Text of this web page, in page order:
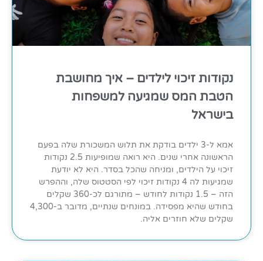
נקודות זיכוי לילדים – איך מחושבת
הטבת המס שמגיעה למשפחות
בישראל
אמא ל-3 ילדים בודקת את תלוש המשכורת שלה בפעם
הראשונה אחרי שנים. היא רואה שמופיעות 2.5 נקודות
זיכוי על הילדים, ומניחה שהכל בסדר. היא לא יודעת
שמגיעות לה 4 נקודות זיכוי לפי הסטטוס שלה, וההפרש
הזה – 1.5 נקודות לחודש – מתורגם לכ-360 שקלים
בחודש שהיא מפסידה. במונחים שנתיים, מדובר ב-4,300
שקלים שלא חוזרים אליה.